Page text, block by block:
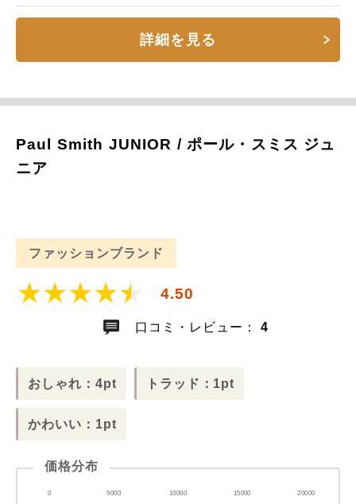
詳細を見る
Paul Smith JUNIOR / ポール・スミス ジュ
ニア
ファッションブランド
4.50
口コミ・レビュー： 4
おしゃれ：4pt トラッド：1pt
かわいい：1pt
価格分布
0 5000 10000 15000 20000